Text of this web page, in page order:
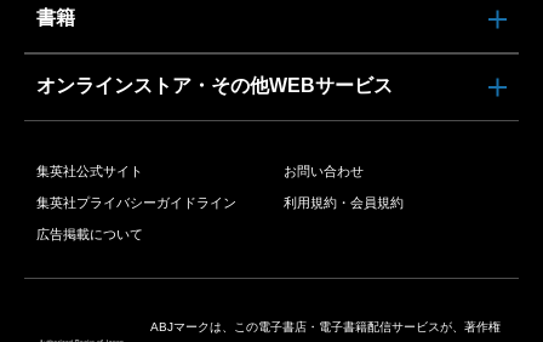
書籍
オンラインストア・その他WEBサービス
集英社公式サイト お問い合わせ
集英社プライバシーガイドライン 利用規約・会員規約
広告掲載について
ABJマークは、この電子書店・電子書籍配信サービスが、著作権